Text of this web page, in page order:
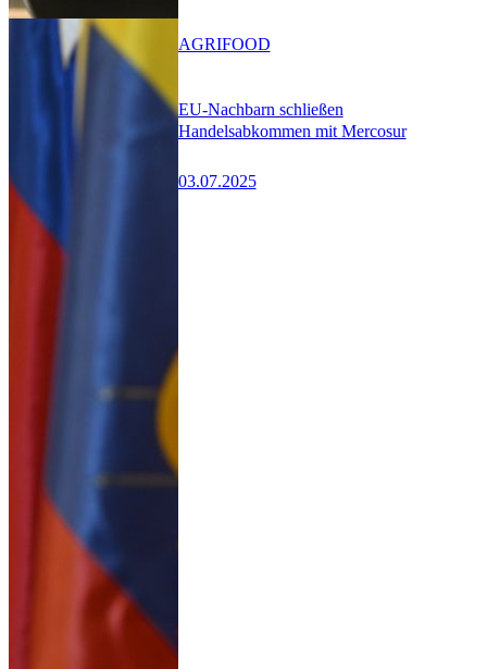
EU-Nachbarn schließen
Handelsabkommen mit Mercosur
03.07.2025
AGRIFOOD